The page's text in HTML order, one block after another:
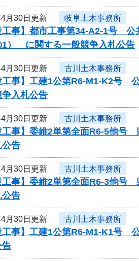
月30日更新 岐阜土木事務所
工事】都市工事第34-A2-1号
1） に関する一般競争入札公告
月30日更新 古川土木事務所
工事】工建1公第R6-M1-K2号
入札公告
月30日更新 古川土木事務所
工事】委維2単第全面R6-5他
公告
月30日更新 古川土木事務所
工事】委維2単第全面R6-3他
公告
月30日更新 古川土木事務所
工事】工建1公第R6-M1-K1号
告